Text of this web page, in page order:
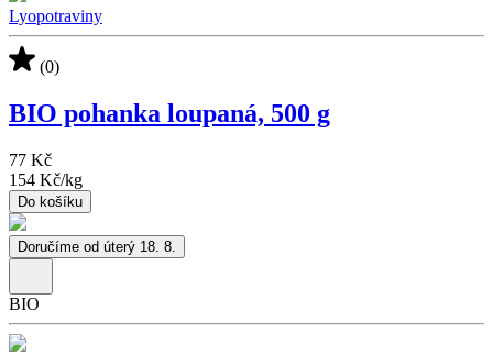
Lyopotraviny
(0)
BIO pohanka loupaná, 500 g
77 Kč
154 Kč/kg
Do košíku
Doručíme od úterý 18. 8.
BIO